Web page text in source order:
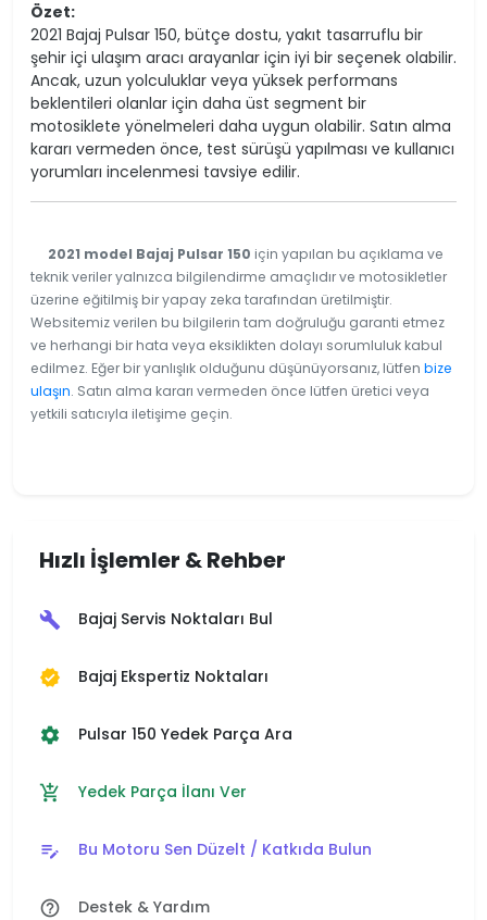
Özet:
2021 Bajaj Pulsar 150, bütçe dostu, yakıt tasarruflu bir
şehir içi ulaşım aracı arayanlar için iyi bir seçenek olabilir.
Ancak, uzun yolculuklar veya yüksek performans
beklentileri olanlar için daha üst segment bir
motosiklete yönelmeleri daha uygun olabilir. Satın alma
kararı vermeden önce, test sürüşü yapılması ve kullanıcı
yorumları incelenmesi tavsiye edilir.
2021 model Bajaj Pulsar 150 için yapılan bu açıklama ve
teknik veriler yalnızca bilgilendirme amaçlıdır ve motosikletler
üzerine eğitilmiş bir yapay zeka tarafından üretilmiştir.
Websitemiz verilen bu bilgilerin tam doğruluğu garanti etmez
ve herhangi bir hata veya eksiklikten dolayı sorumluluk kabul
edilmez. Eğer bir yanlışlık olduğunu düşünüyorsanız, lütfen bize
ulaşın. Satın alma kararı vermeden önce lütfen üretici veya
yetkili satıcıyla iletişime geçin.
Hızlı İşlemler & Rehber
build Bajaj Servis Noktaları Bul
verified Bajaj Ekspertiz Noktaları
settings Pulsar 150 Yedek Parça Ara
add_shopping_cart Yedek Parça İlanı Ver
edit_note Bu Motoru Sen Düzelt / Katkıda Bulun
help_outline Destek & Yardım